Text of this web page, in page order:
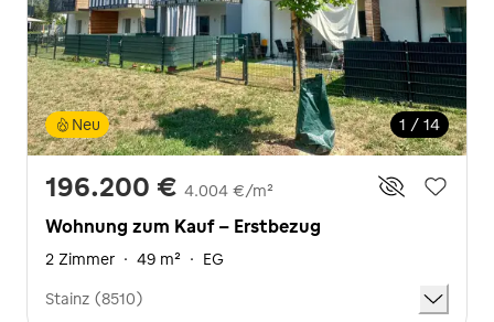
1 / 14
Neu
196.200 € 4.004 €/m²
Wohnung zum Kauf - Erstbezug
2 Zimmer · 49 m² · EG
Stainz (8510)